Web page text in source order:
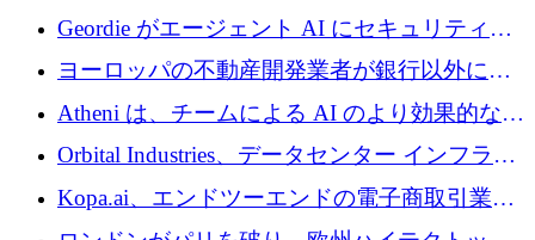
収、チェックアウト時にクレジットを提供
Geordie がエージェント AI にセキュリティと
ガバナンスをもたらすために 3,000 万ドルを
ヨーロッパの不動産開発業者が銀行以外にも
目を向けているため、InRentoの資金調達額は
1億ユーロを突破
Atheni は、チームによる AI のより効果的な使
用を支援するために 35 万ポンドを確保
Orbital Industries、データセンター インフラス
トラクチャ システムの拡張に 5,000 万ドルを
確保
Kopa.ai、エンドツーエンドの電子商取引業務
用の AI エージェントを構築するために 200